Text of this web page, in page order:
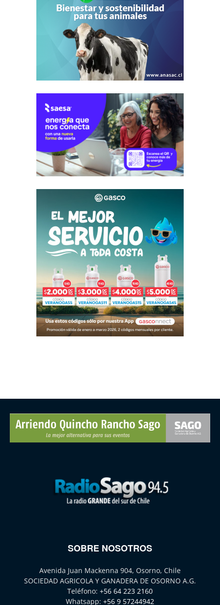
SOBRE NOSOTROS
Avenida Juan Mackenna 904, Osorno, Chile
SOCIEDAD AGRICOLA Y GANADERA DE OSORNO A.G.
Teléfono: +56 64 223 2160
Whatsapp: +56 9 57244942